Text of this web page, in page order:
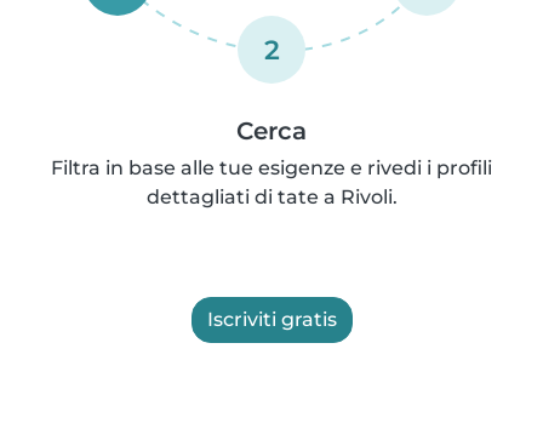
2
Cerca
Filtra in base alle tue esigenze e rivedi i profili
dettagliati di tate a Rivoli.
Iscriviti gratis